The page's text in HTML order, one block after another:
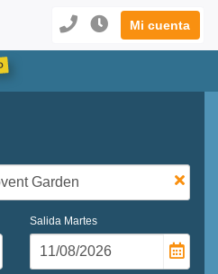
Mi cuenta
Salida Martes